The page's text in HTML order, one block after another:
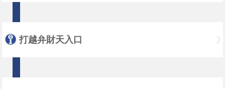
打越弁財天入口